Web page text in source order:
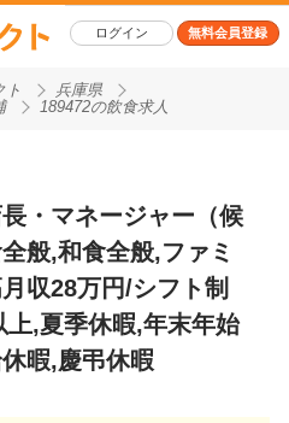
ログイン 無料会員登録
ト
兵庫県
189472の飲食求人
・マネージャー（候
般,和食全般,ファミ
収28万円/シフト制
上,夏季休暇,年末年始
暇,慶弔休暇